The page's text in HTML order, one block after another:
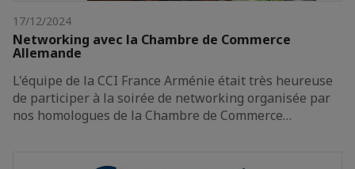
17/12/2024
Networking avec la Chambre de Commerce
Allemande
L'équipe de la CCI France Arménie était très heureuse
de participer à la soirée de networking organisée par
nos homologues de la Chambre de Commerce…